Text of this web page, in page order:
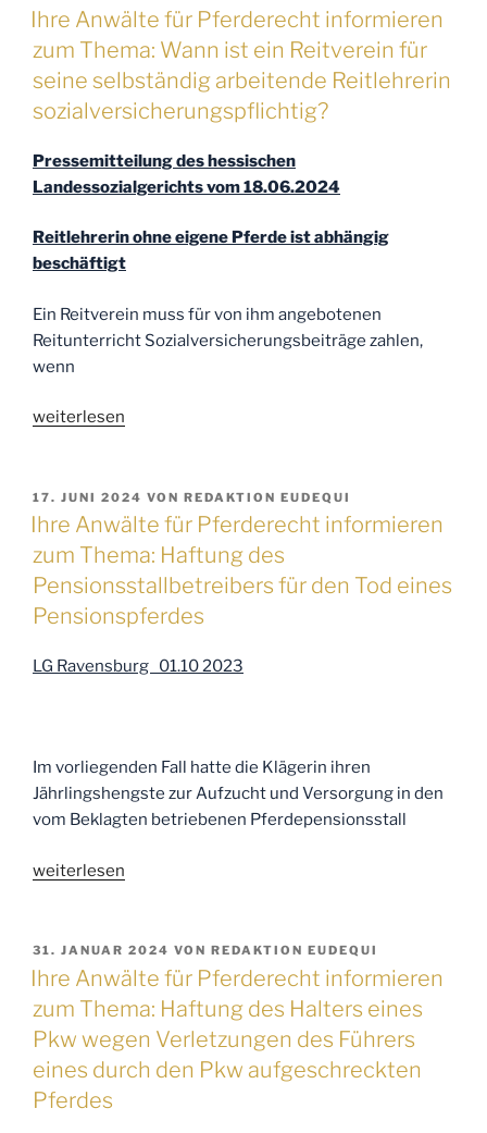
informieren
Verschweigen
einer
Operation“
AM
Ihre Anwälte für Pferderecht informieren
zum Thema: Wann ist ein Reitverein für
seine selbständig arbeitende Reitlehrerin
sozialversicherungspflichtig?
Pressemitteilung des hessischen
Landessozialgerichts vom 18.06.2024
Reitlehrerin ohne eigene Pferde ist abhängig
beschäftigt
Ein Reitverein muss für von ihm angebotenen
Reitunterricht Sozialversicherungsbeiträge zahlen,
wenn
„Ihre
Pferderecht
informieren
zum
Thema:
Wann
ist
Reitverein
arbeitende
Reitlehrerin
sozialversicherungspflichtig?“
weiterlesen
VERÖFFENTLICHT
AM
17. JUNI 2024 VON REDAKTION EUDEQUI
Ihre Anwälte für Pferderecht informieren
zum Thema: Haftung des
Pensionsstallbetreibers für den Tod eines
Pensionspferdes
LG Ravensburg 01.10 2023
Im vorliegenden Fall hatte die Klägerin ihren
Jährlingshengste zur Aufzucht und Versorgung in den
vom Beklagten betriebenen Pferdepensionsstall
„Ihre
Pferderecht
informieren
zum
Thema:
Haftung
des
Pensionsstallbetreibers
weiterlesen
VERÖFFENTLICHT
AM
31. JANUAR 2024 VON REDAKTION EUDEQUI
Ihre Anwälte für Pferderecht informieren
zum Thema: Haftung des Halters eines
Pkw wegen Verletzungen des Führers
eines durch den Pkw aufgeschreckten
Pferdes